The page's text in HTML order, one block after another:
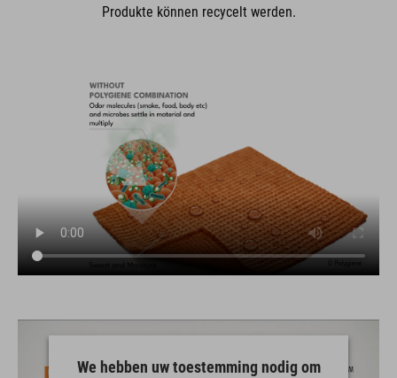
Produkte können recycelt werden.
We hebben uw toestemming nodig om